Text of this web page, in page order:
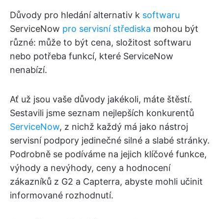
Důvody pro hledání alternativ k softwaru
ServiceNow pro servisní střediska mohou být
různé: může to být cena, složitost softwaru
nebo potřeba funkcí, které ServiceNow
nenabízí.
Ať už jsou vaše důvody jakékoli, máte štěstí.
Sestavili jsme seznam nejlepších konkurentů
ServiceNow, z nichž každý má jako nástroj
servisní podpory jedinečné silné a slabé stránky.
Podrobně se podíváme na jejich klíčové funkce,
výhody a nevýhody, ceny a hodnocení
zákazníků z G2 a Capterra, abyste mohli učinit
informované rozhodnutí.